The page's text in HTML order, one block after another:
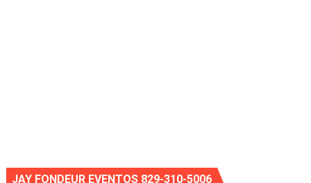
JAY FONDEUR EVENTOS 829-310-5006